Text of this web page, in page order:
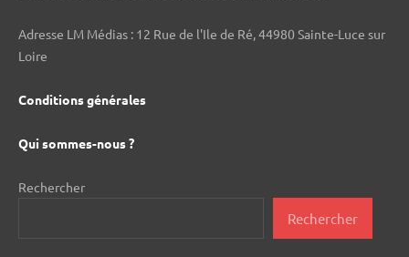
Adresse LM Médias : 12 Rue de l'Ile de Ré, 44980 Sainte-Luce sur
Loire
Conditions générales
Qui sommes-nous ?
Rechercher
Rechercher